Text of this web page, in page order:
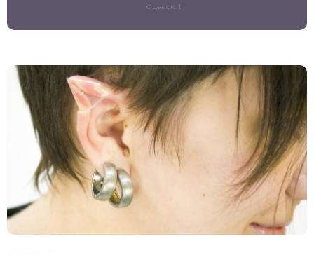
Оценок: 1